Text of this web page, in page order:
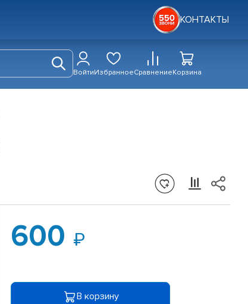
КОНТАКТЫ
ВойтиИзбранноеСравнениеКорзина
600
В корзину